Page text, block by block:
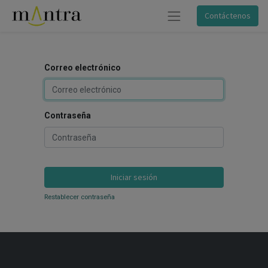
Contáctenos
Correo electrónico
Contraseña
Iniciar sesión
Restablecer contraseña